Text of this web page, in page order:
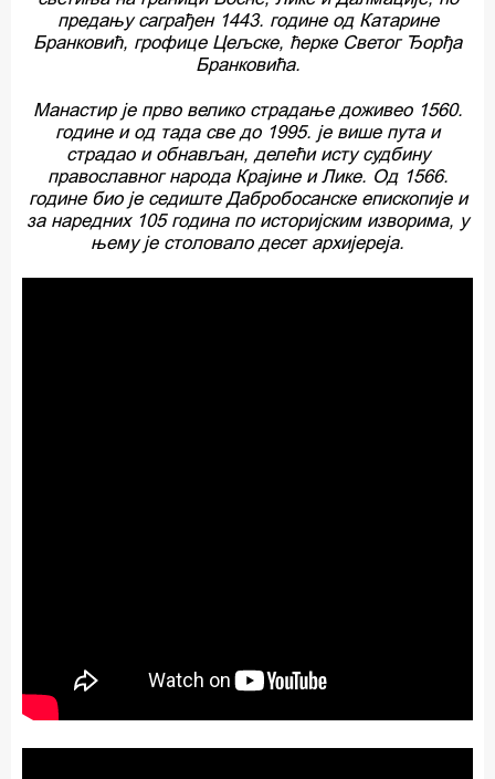
предању саграђен 1443. године од Катарине
Бранковић, грофице Цељске, ћерке Светог Ђорђа
Бранковића.
Манастир је прво велико страдање доживео 1560.
године и од тада све до 1995. је више пута и
страдао и обнављан, делећи исту судбину
православног народа Крајине и Лике. Од 1566.
године био је седиште Дабробосанске епископије и
за наредних 105 година по историјским изворима, у
њему је столовало десет архијереја.